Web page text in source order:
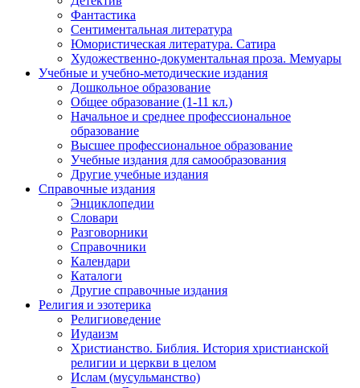
Фантастика
Сентиментальная литература
Юмористическая литература. Сатира
Художественно-документальная проза. Мемуары
Учебные и учебно-методические издания
Дошкольное образование
Общее образование (1-11 кл.)
Начальное и среднее профессиональное
образование
Высшее профессиональное образование
Учебные издания для самообразования
Другие учебные издания
Справочные издания
Энциклопедии
Словари
Разговорники
Справочники
Календари
Каталоги
Другие справочные издания
Религия и эзотерика
Религиоведение
Иудаизм
Христианство. Библия. История христианской
религии и церкви в целом
Ислам (мусульманство)